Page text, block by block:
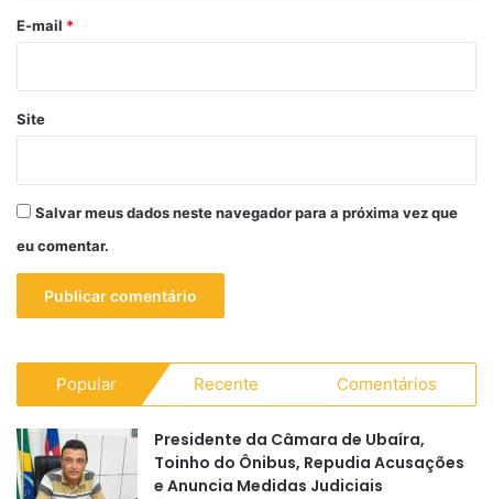
*
E-mail *
Site
Salvar meus dados neste navegador para a próxima vez que
eu comentar.
Popular Recente Comentários
Presidente da Câmara de Ubaíra,
Toinho do Ônibus, Repudia Acusações
e Anuncia Medidas Judiciais